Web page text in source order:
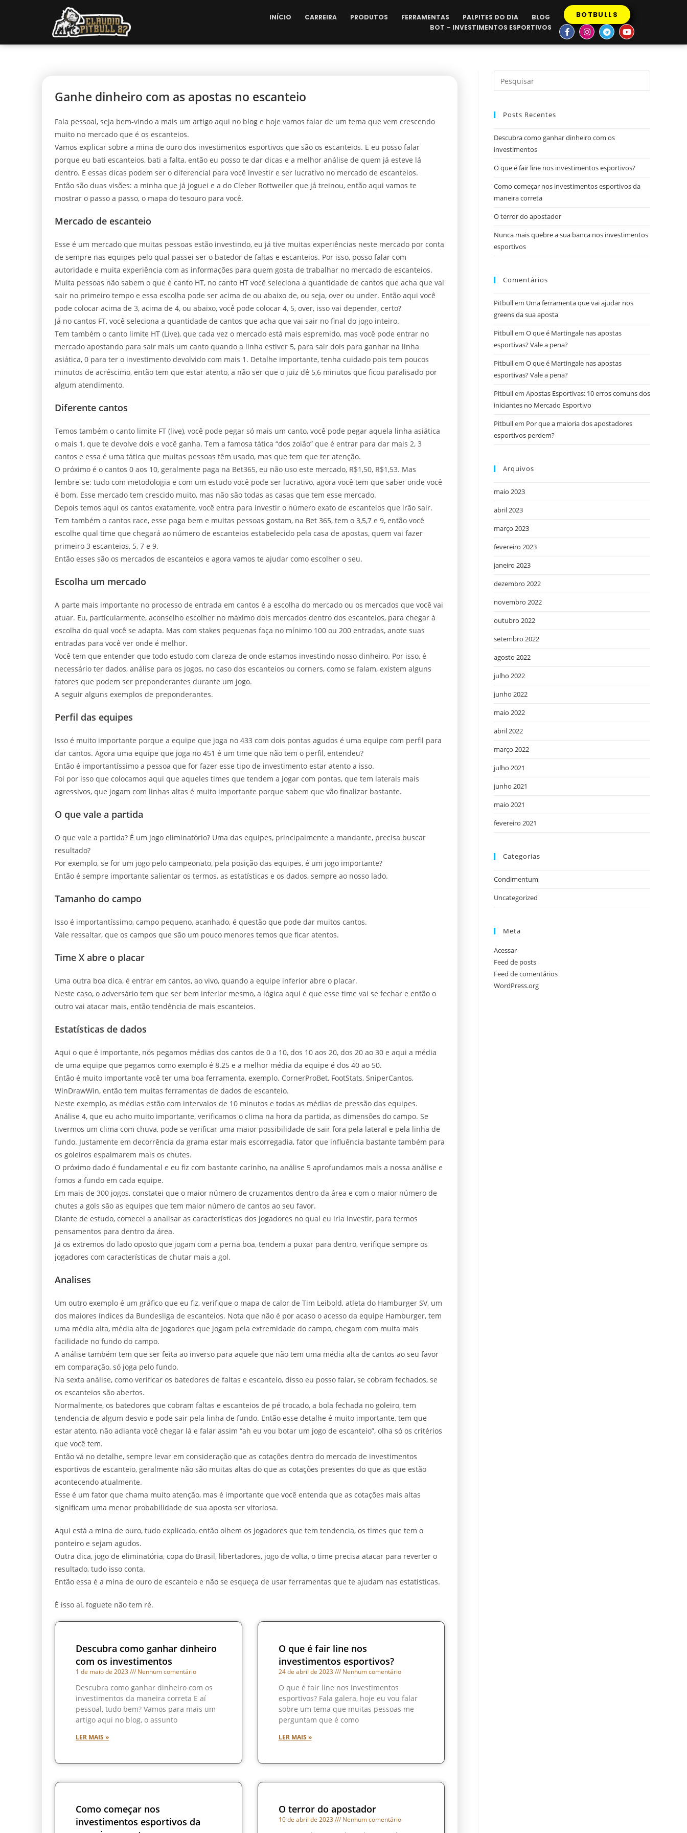
INÍCIO CARREIRA PRODUTOS FERRAMENTAS PALPITES DO DIA
BLOG
BOT – INVESTIMENTOS ESPORTIVOS
BOTBULLS
Ganhe dinheiro com as apostas no escanteio
Fala pessoal, seja bem-vindo a mais um artigo aqui no blog e hoje vamos falar de um tema que vem crescendo
muito no mercado que é os escanteios.
Vamos explicar sobre a mina de ouro dos investimentos esportivos que são os escanteios. E eu posso falar
porque eu bati escanteios, bati a falta, então eu posso te dar dicas e a melhor análise de quem já esteve lá
dentro. E essas dicas podem ser o diferencial para você investir e ser lucrativo no mercado de escanteios.
Então são duas visões: a minha que já joguei e a do Cleber Rottweiler que já treinou, então aqui vamos te
mostrar o passo a passo, o mapa do tesouro para você.
Mercado de escanteio
Esse é um mercado que muitas pessoas estão investindo, eu já tive muitas experiências neste mercado por conta
de sempre nas equipes pelo qual passei ser o batedor de faltas e escanteios. Por isso, posso falar com
autoridade e muita experiência com as informações para quem gosta de trabalhar no mercado de escanteios.
Muita pessoas não sabem o que é canto HT, no canto HT você seleciona a quantidade de cantos que acha que vai
sair no primeiro tempo e essa escolha pode ser acima de ou abaixo de, ou seja, over ou under. Então aqui você
pode colocar acima de 3, acima de 4, ou abaixo, você pode colocar 4, 5, over, isso vai depender, certo?
Já no cantos FT, você seleciona a quantidade de cantos que acha que vai sair no final do jogo inteiro.
Tem também o canto limite HT (Live), que cada vez o mercado está mais espremido, mas você pode entrar no
mercado apostando para sair mais um canto quando a linha estiver 5, para sair dois para ganhar na linha
asiática, 0 para ter o investimento devolvido com mais 1. Detalhe importante, tenha cuidado pois tem poucos
minutos de acréscimo, então tem que estar atento, a não ser que o juiz dê 5,6 minutos que ficou paralisado por
algum atendimento.
Diferente cantos
Temos também o canto limite FT (live), você pode pegar só mais um canto, você pode pegar aquela linha asiática
o mais 1, que te devolve dois e você ganha. Tem a famosa tática “dos zoião” que é entrar para dar mais 2, 3
cantos e essa é uma tática que muitas pessoas têm usado, mas que tem que ter atenção.
O próximo é o cantos 0 aos 10, geralmente paga na Bet365, eu não uso este mercado, R$1,50, R$1,53. Mas
lembre-se: tudo com metodologia e com um estudo você pode ser lucrativo, agora você tem que saber onde você
é bom. Esse mercado tem crescido muito, mas não são todas as casas que tem esse mercado.
Depois temos aqui os cantos exatamente, você entra para investir o número exato de escanteios que irão sair.
Tem também o cantos race, esse paga bem e muitas pessoas gostam, na Bet 365, tem o 3,5,7 e 9, então você
escolhe qual time que chegará ao número de escanteios estabelecido pela casa de apostas, quem vai fazer
primeiro 3 escanteios, 5, 7 e 9.
Então esses são os mercados de escanteios e agora vamos te ajudar como escolher o seu.
Escolha um mercado
A parte mais importante no processo de entrada em cantos é a escolha do mercado ou os mercados que você vai
atuar. Eu, particularmente, aconselho escolher no máximo dois mercados dentro dos escanteios, para chegar à
escolha do qual você se adapta. Mas com stakes pequenas faça no mínimo 100 ou 200 entradas, anote suas
entradas para você ver onde é melhor.
Você tem que entender que todo estudo com clareza de onde estamos investindo nosso dinheiro. Por isso, é
necessário ter dados, análise para os jogos, no caso dos escanteios ou corners, como se falam, existem alguns
fatores que podem ser preponderantes durante um jogo.
A seguir alguns exemplos de preponderantes.
Perfil das equipes
Isso é muito importante porque a equipe que joga no 433 com dois pontas agudos é uma equipe com perfil para
dar cantos. Agora uma equipe que joga no 451 é um time que não tem o perfil, entendeu?
Então é importantíssimo a pessoa que for fazer esse tipo de investimento estar atento a isso.
Foi por isso que colocamos aqui que aqueles times que tendem a jogar com pontas, que tem laterais mais
agressivos, que jogam com linhas altas é muito importante porque sabem que vão finalizar bastante.
O que vale a partida
O que vale a partida? É um jogo eliminatório? Uma das equipes, principalmente a mandante, precisa buscar
resultado?
Por exemplo, se for um jogo pelo campeonato, pela posição das equipes, é um jogo importante?
Então é sempre importante salientar os termos, as estatísticas e os dados, sempre ao nosso lado.
Tamanho do campo
Isso é importantíssimo, campo pequeno, acanhado, é questão que pode dar muitos cantos.
Vale ressaltar, que os campos que são um pouco menores temos que ficar atentos.
Time X abre o placar
Uma outra boa dica, é entrar em cantos, ao vivo, quando a equipe inferior abre o placar.
Neste caso, o adversário tem que ser bem inferior mesmo, a lógica aqui é que esse time vai se fechar e então o
outro vai atacar mais, então tendência de mais escanteios.
Estatísticas de dados
Aqui o que é importante, nós pegamos médias dos cantos de 0 a 10, dos 10 aos 20, dos 20 ao 30 e aqui a média
de uma equipe que pegamos como exemplo é 8.25 e a melhor média da equipe é dos 40 ao 50.
Então é muito importante você ter uma boa ferramenta, exemplo. CornerProBet, FootStats, SniperCantos,
WinDrawWin, então tem muitas ferramentas de dados de escanteio.
Neste exemplo, as médias estão com intervalos de 10 minutos e todas as médias de pressão das equipes.
Análise 4, que eu acho muito importante, verificamos o clima na hora da partida, as dimensões do campo. Se
tivermos um clima com chuva, pode se verificar uma maior possibilidade de sair fora pela lateral e pela linha de
fundo. Justamente em decorrência da grama estar mais escorregadia, fator que influência bastante também para
os goleiros espalmarem mais os chutes.
O próximo dado é fundamental e eu fiz com bastante carinho, na análise 5 aprofundamos mais a nossa análise e
fomos a fundo em cada equipe.
Em mais de 300 jogos, constatei que o maior número de cruzamentos dentro da área e com o maior número de
chutes a gols são as equipes que tem maior número de cantos ao seu favor.
Diante de estudo, comecei a analisar as características dos jogadores no qual eu iria investir, para termos
pensamentos para dentro da área.
Já os extremos do lado oposto que jogam com a perna boa, tendem a puxar para dentro, verifique sempre os
jogadores com características de chutar mais a gol.
Analises
Um outro exemplo é um gráfico que eu fiz, verifique o mapa de calor de Tim Leibold, atleta do Hamburger SV, um
dos maiores índices da Bundesliga de escanteios. Nota que não é por acaso o acesso da equipe Hamburger, tem
uma média alta, média alta de jogadores que jogam pela extremidade do campo, chegam com muita mais
facilidade no fundo do campo.
A análise também tem que ser feita ao inverso para aquele que não tem uma média alta de cantos ao seu favor
em comparação, só joga pelo fundo.
Na sexta análise, como verificar os batedores de faltas e escanteio, disso eu posso falar, se cobram fechados, se
os escanteios são abertos.
Normalmente, os batedores que cobram faltas e escanteios de pé trocado, a bola fechada no goleiro, tem
tendencia de algum desvio e pode sair pela linha de fundo. Então esse detalhe é muito importante, tem que
estar atento, não adianta você chegar lá e falar assim “ah eu vou botar um jogo de escanteio”, olha só os critérios
que você tem.
Então vá no detalhe, sempre levar em consideração que as cotações dentro do mercado de investimentos
esportivos de escanteio, geralmente não são muitas altas do que as cotações presentes do que as que estão
acontecendo atualmente.
Esse é um fator que chama muito atenção, mas é importante que você entenda que as cotações mais altas
significam uma menor probabilidade de sua aposta ser vitoriosa.
Aqui está a mina de ouro, tudo explicado, então olhem os jogadores que tem tendencia, os times que tem o
ponteiro e sejam agudos.
Outra dica, jogo de eliminatória, copa do Brasil, libertadores, jogo de volta, o time precisa atacar para reverter o
resultado, tudo isso conta.
Então essa é a mina de ouro de escanteio e não se esqueça de usar ferramentas que te ajudam nas estatísticas.
É isso aí, foguete não tem ré.
Descubra como ganhar dinheiro
com os investimentos
1 de maio de 2023 Nenhum comentário
Descubra como ganhar dinheiro com os
investimentos da maneira correta E aí
pessoal, tudo bem? Vamos para mais um
artigo aqui no blog, o assunto
LER MAIS »
O que é fair line nos
investimentos esportivos?
24 de abril de 2023 Nenhum comentário
O que é fair line nos investimentos
esportivos? Fala galera, hoje eu vou falar
sobre um tema que muitas pessoas me
perguntam que é como
LER MAIS »
Como começar nos
investimentos esportivos da
O terror do apostador
10 de abril de 2023 Nenhum comentário
Posts Recentes
Descubra como ganhar dinheiro com os
investimentos
O que é fair line nos investimentos esportivos?
Como começar nos investimentos esportivos da
maneira correta
O terror do apostador
Nunca mais quebre a sua banca nos investimentos
esportivos
Comentários
Pitbullem Uma ferramenta que vai ajudar nos
greens da sua aposta
Pitbullem O que é Martingale nas apostas
esportivas? Vale a pena?
Pitbullem O que é Martingale nas apostas
esportivas? Vale a pena?
Pitbullem Apostas Esportivas: 10 erros comuns dos
iniciantes no Mercado Esportivo
Pitbullem Por que a maioria dos apostadores
esportivos perdem?
Arquivos
maio 2023
abril 2023
março 2023
fevereiro 2023
janeiro 2023
dezembro 2022
novembro 2022
outubro 2022
setembro 2022
agosto 2022
julho 2022
junho 2022
maio 2022
abril 2022
março 2022
julho 2021
junho 2021
maio 2021
fevereiro 2021
Categorias
Condimentum
Uncategorized
Meta
Acessar
Feed de posts
Feed de comentários
WordPress.org